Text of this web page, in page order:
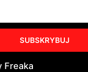
SUBSKRYBUJ
Freaka